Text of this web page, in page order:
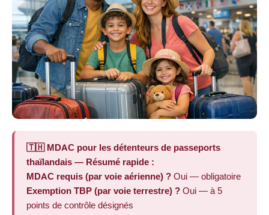
🇹🇭 MDAC pour les détenteurs de passeports
thaïlandais — Résumé rapide :
MDAC requis (par voie aérienne) ? Oui — obligatoire
Exemption TBP (par voie terrestre) ? Oui — à 5
points de contrôle désignés